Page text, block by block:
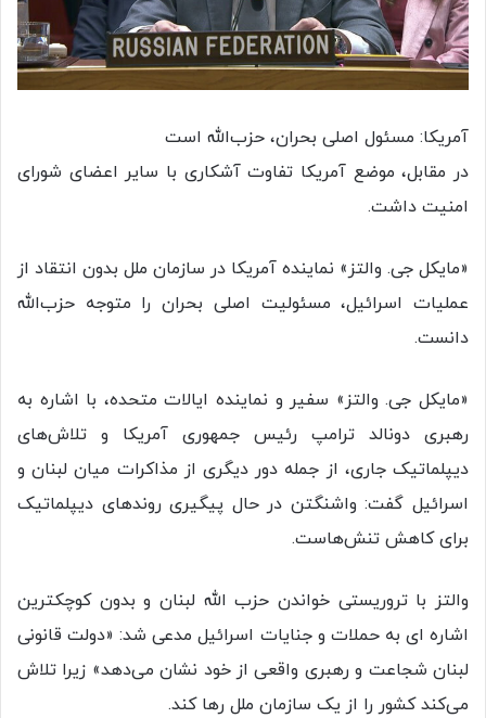
آمریکا: مسئول اصلی بحران، حزب‌الله است
در مقابل، موضع آمریکا تفاوت آشکاری با سایر اعضای شورای
امنیت داشت.
«مایکل جی. والتز» نماینده آمریکا در سازمان ملل بدون انتقاد از
عملیات اسرائیل، مسئولیت اصلی بحران را متوجه حزب‌الله
دانست.
«مایکل جی. والتز» سفیر و نماینده ایالات متحده، با اشاره به
رهبری دونالد ترامپ رئیس جمهوری آمریکا و تلاش‌های
دیپلماتیک جاری، از جمله دور دیگری از مذاکرات میان لبنان و
اسرائیل گفت: واشنگتن در حال پیگیری روندهای دیپلماتیک
برای کاهش تنش‌هاست.
والتز با تروریستی خواندن حزب الله لبنان و بدون کوچکترین
اشاره ای به حملات و جنایات اسرائیل مدعی شد: «دولت قانونی
لبنان شجاعت و رهبری واقعی از خود نشان می‌دهد» زیرا تلاش
می‌کند کشور را از یک سازمان ملل رها کند.